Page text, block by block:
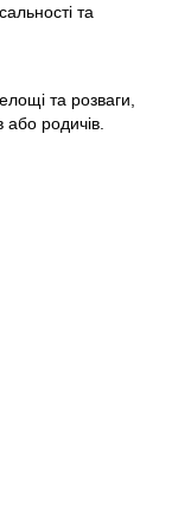
та
та розваги,
або родичів.